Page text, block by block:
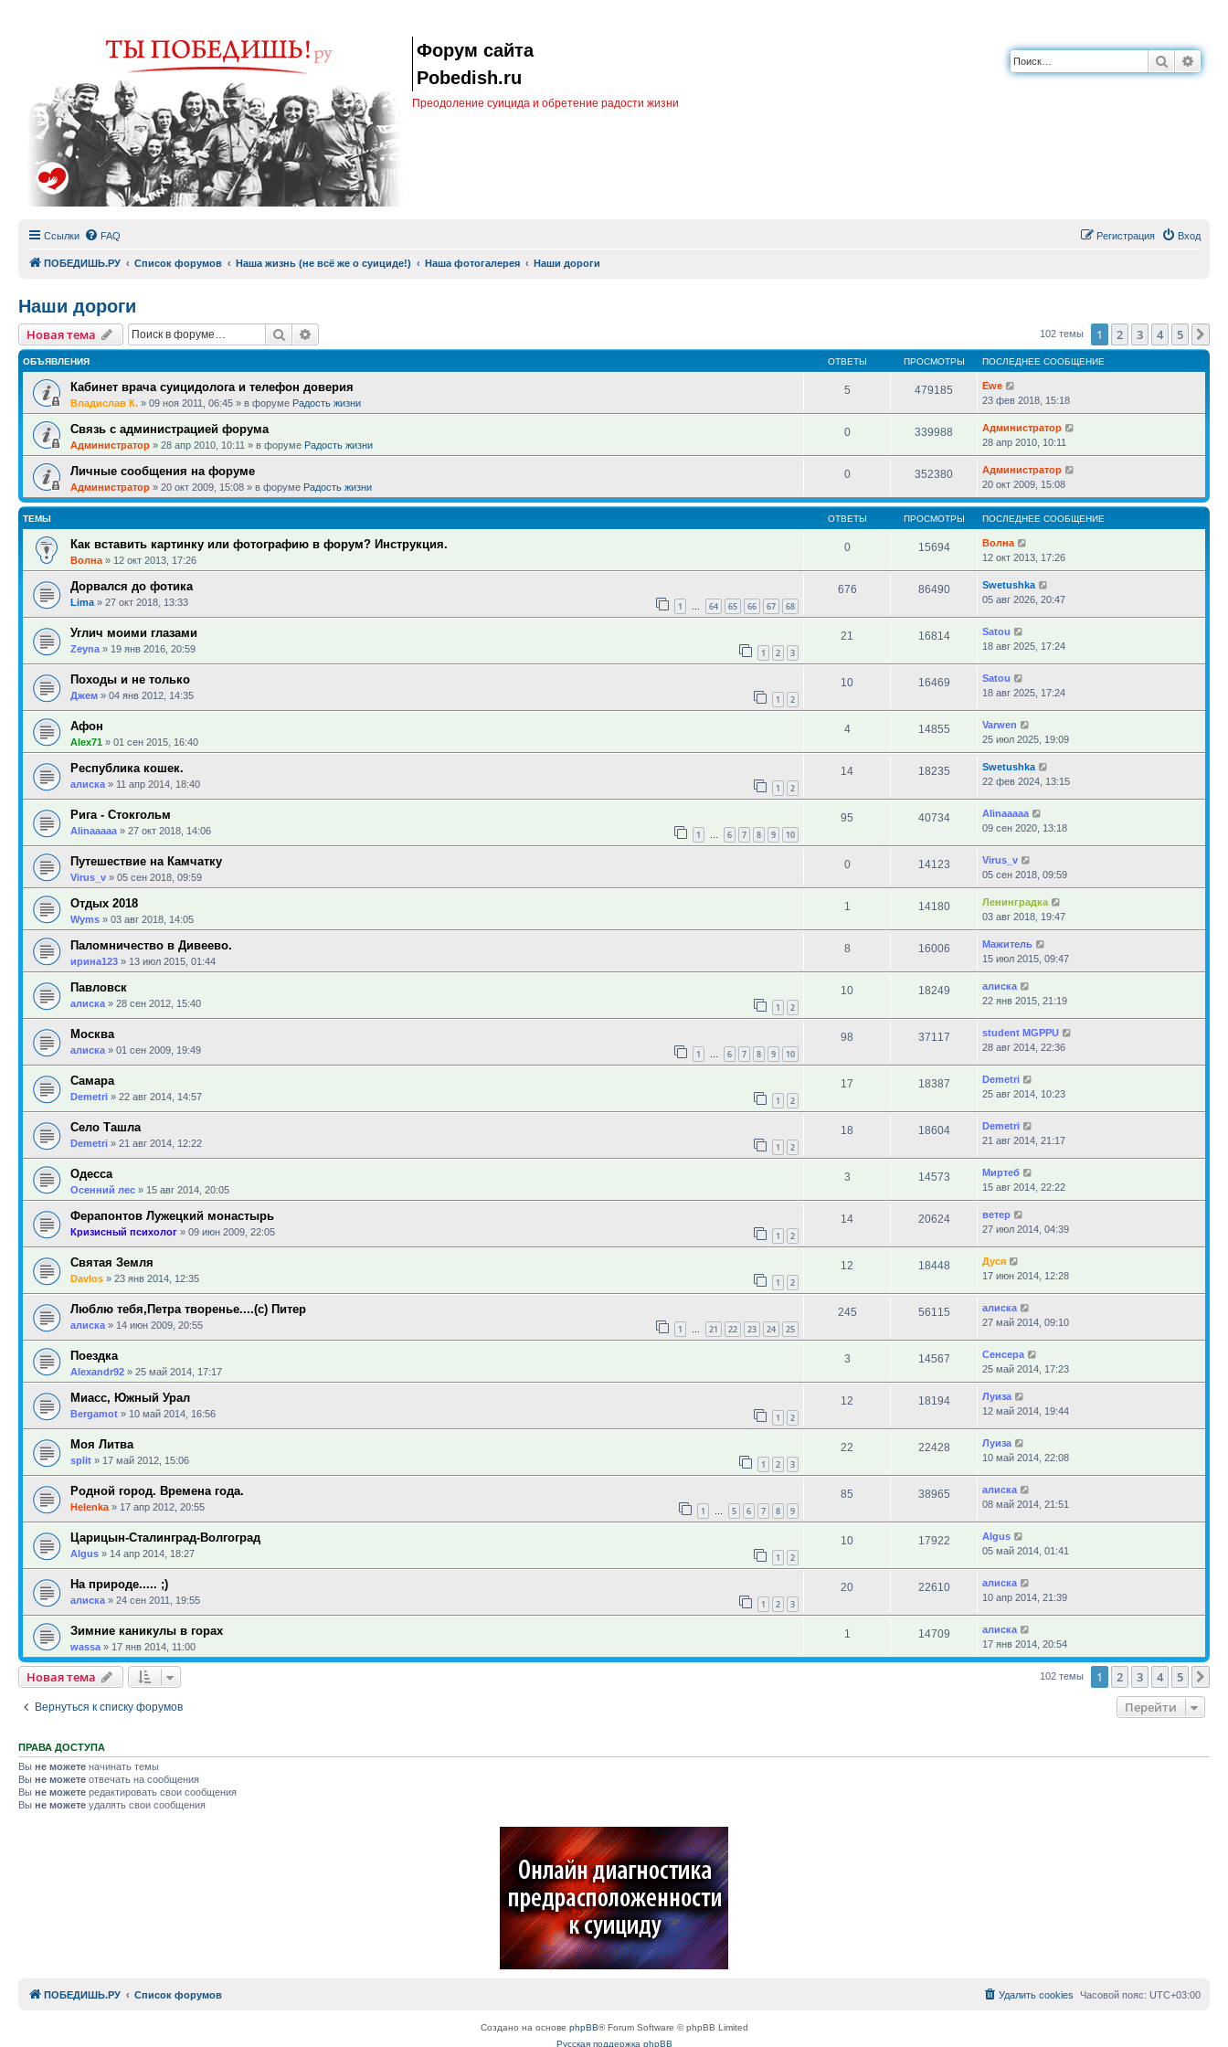
Форум сайта
Pobedish.ru
Преодоление суицида и обретение радости жизни
Поиск
Ссылки FAQ Вход
Регистрация
ПОБЕДИШЬ.РУ Список форумов Наша жизнь (не всё же о суициде!) Наша фотогалерея Наши дороги
Наши дороги
Новая тема Поиск 102 темы 1 2 3 4 5
ОБЪЯВЛЕНИЯ ОТВЕТЫ ПРОСМОТРЫ ПОСЛЕДНЕЕ СООБЩЕНИЕ
Кабинет врача суицидолога и телефон доверия
Владислав К. » 09 ноя 2011, 06:45 » в форуме Радость жизни
5 479185
Ewe
23 фев 2018, 15:18
Связь с администрацией форума
Администратор » 28 апр 2010, 10:11 » в форуме Радость жизни
0 339988
Администратор
28 апр 2010, 10:11
Личные сообщения на форуме
Администратор » 20 окт 2009, 15:08 » в форуме Радость жизни
0 352380
Администратор
20 окт 2009, 15:08
ТЕМЫ ОТВЕТЫ ПРОСМОТРЫ ПОСЛЕДНЕЕ СООБЩЕНИЕ
Как вставить картинку или фотографию в форум? Инструкция.
Волна » 12 окт 2013, 17:26
0 15694
Волна
12 окт 2013, 17:26
Дорвался до фотика
Lima » 27 окт 2018, 13:33 1 … 64 65 66 67 68
676 86490
Swetushka
05 авг 2026, 20:47
Углич моими глазами
Zeyna » 19 янв 2016, 20:59 1 2 3
21 16814
Satou
18 авг 2025, 17:24
Походы и не только
Джем » 04 янв 2012, 14:35 1 2
10 16469
Satou
18 авг 2025, 17:24
Афон
Alex71 » 01 сен 2015, 16:40
4 14855
Varwen
25 июл 2025, 19:09
Республика кошек.
алиска » 11 апр 2014, 18:40 1 2
14 18235
Swetushka
22 фев 2024, 13:15
Рига - Стокгольм
Alinaaaaa » 27 окт 2018, 14:06 1 … 6 7 8 9 10
95 40734
Alinaaaaa
09 сен 2020, 13:18
Путешествие на Камчатку
Virus_v » 05 сен 2018, 09:59
0 14123
Virus_v
05 сен 2018, 09:59
Отдых 2018
Wyms » 03 авг 2018, 14:05
1 14180
Ленинградка
03 авг 2018, 19:47
Паломничество в Дивеево.
ирина123 » 13 июл 2015, 01:44
8 16006
Мажитель
15 июл 2015, 09:47
Павловск
алиска » 28 сен 2012, 15:40 1 2
10 18249
алиска
22 янв 2015, 21:19
Москва
алиска » 01 сен 2009, 19:49 1 … 6 7 8 9 10
98 37117
student MGPPU
28 авг 2014, 22:36
Самара
Demetri » 22 авг 2014, 14:57 1 2
17 18387
Demetri
25 авг 2014, 10:23
Село Ташла
Demetri » 21 авг 2014, 12:22 1 2
18 18604
Demetri
21 авг 2014, 21:17
Одесса
Осенний лес » 15 авг 2014, 20:05
3 14573
Миртеб
15 авг 2014, 22:22
Ферапонтов Лужецкий монастырь
Кризисный психолог » 09 июн 2009, 22:05 1 2
14 20624
ветер
27 июл 2014, 04:39
Святая Земля
Davlos » 23 янв 2014, 12:35 1 2
12 18448
Дуся
17 июн 2014, 12:28
Люблю тебя,Петра творенье....(с) Питер
алиска » 14 июн 2009, 20:55 1 … 21 22 23 24 25
245 56115
алиска
27 май 2014, 09:10
Поездка
Alexandr92 » 25 май 2014, 17:17
3 14567
Сенсера
25 май 2014, 17:23
Миасс, Южный Урал
Bergamot » 10 май 2014, 16:56 1 2
12 18194
Луиза
12 май 2014, 19:44
Моя Литва
sрlit » 17 май 2012, 15:06 1 2 3
22 22428
Луиза
10 май 2014, 22:08
Родной город. Времена года.
Helenka » 17 апр 2012, 20:55 1 … 5 6 7 8 9
85 38965
алиска
08 май 2014, 21:51
Царицын-Сталинград-Волгоград
Algus » 14 апр 2014, 18:27 1 2
10 17922
Algus
05 май 2014, 01:41
На природе..... ;)
алиска » 24 сен 2011, 19:55 1 2 3
20 22610
алиска
10 апр 2014, 21:39
Зимние каникулы в горах
wassa » 17 янв 2014, 11:00
1 14709
алиска
17 янв 2014, 20:54
Новая тема 102 темы 1 2 3 4 5
Вернуться к списку форумов Перейти
ПРАВА ДОСТУПА
Вы не можете начинать темы
Вы не можете отвечать на сообщения
Вы не можете редактировать свои сообщения
Вы не можете удалять свои сообщения
ПОБЕДИШЬ.РУ Список форумов Часовой пояс: UTC+03:00
Удалить cookies
Создано на основе phpBB® Forum Software © phpBB Limited
Русская поддержка phpBB